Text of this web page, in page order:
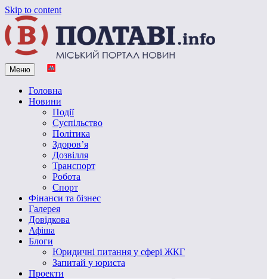
Skip to content
Vpoltave.info
Полтавський портал новин
Меню
Головна
Новини
Події
Суспільство
Політика
Здоров’я
Дозвілля
Транспорт
Робота
Спорт
Фінанси та бізнес
Галерея
Довідкова
Афіша
Блоги
Юридичні питання у сфері ЖКГ
Запитай у юриста
Проекти